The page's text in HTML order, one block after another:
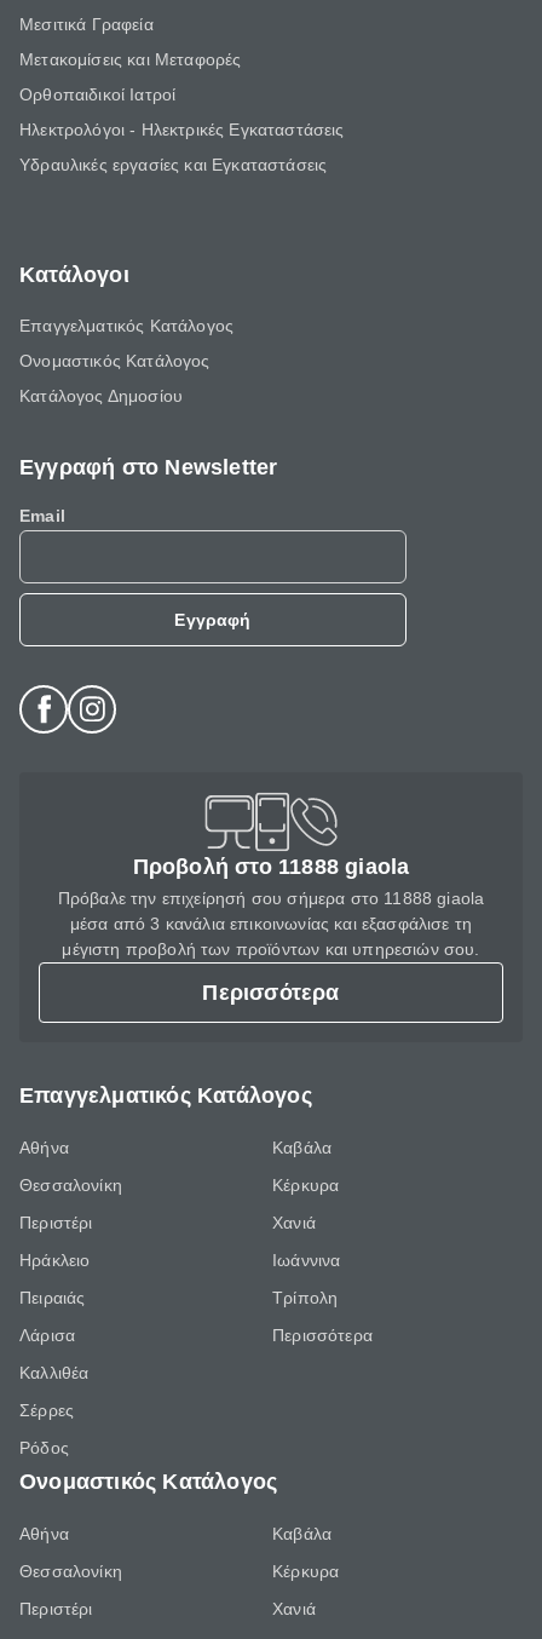
Μεσιτικά Γραφεία
Μετακομίσεις και Μεταφορές
Ορθοπαιδικοί Ιατροί
Ηλεκτρολόγοι - Ηλεκτρικές Εγκαταστάσεις
Υδραυλικές εργασίες και Εγκαταστάσεις
Κατάλογοι
Επαγγελματικός Κατάλογος
Ονομαστικός Κατάλογος
Κατάλογος Δημοσίου
Εγγραφή στο Newsletter
Email
Εγγραφή
Προβολή στο 11888 giaola
Πρόβαλε την επιχείρησή σου σήμερα στο 11888 giaola
μέσα από 3 κανάλια επικοινωνίας και εξασφάλισε τη
μέγιστη προβολή των προϊόντων και υπηρεσιών σου.
Περισσότερα
Επαγγελματικός Κατάλογος
Αθήνα
Θεσσαλονίκη
Περιστέρι
Ηράκλειο
Πειραιάς
Λάρισα
Καλλιθέα
Σέρρες
Ρόδος
Καβάλα
Κέρκυρα
Χανιά
Ιωάννινα
Τρίπολη
Περισσότερα
Ονομαστικός Κατάλογος
Αθήνα
Θεσσαλονίκη
Περιστέρι
Καβάλα
Κέρκυρα
Χανιά